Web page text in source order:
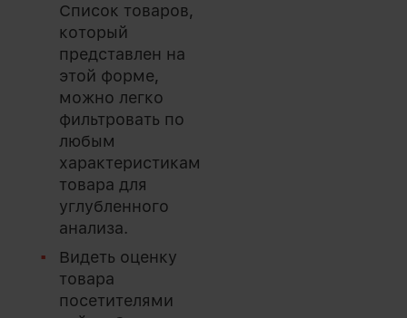
Список товаров,
который
представлен на
этой форме,
можно легко
фильтровать по
любым
характеристикам
товара для
углубленного
анализа.
Видеть оценку
товара
посетителями